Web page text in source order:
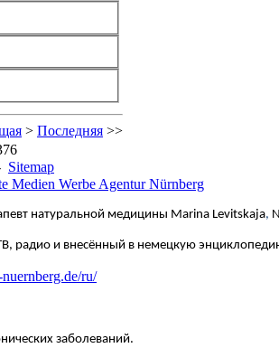
> Последняя >>
Sitemap
Medien Werbe Agentur Nürnberg
натуральной медицины Marina Levitskaja,
радио и внесённый в немецкую
ru/
заболеваний.